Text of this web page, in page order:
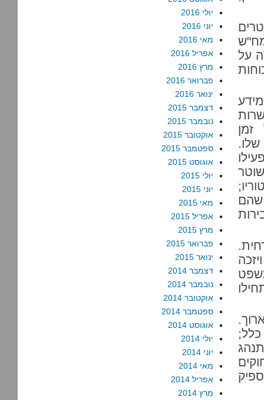
על
זמן
שהם
יולי 2016
יוני 2016
מאי 2016
אפריל 2016
מרץ 2016
פברואר 2016
ינואר 2016
דצמבר 2015
נובמבר 2015
אוקטובר 2015
ספטמבר 2015
אוגוסט 2015
יולי 2015
יוני 2015
מאי 2015
אפריל 2015
מרץ 2015
פברואר 2015
ינואר 2015
דצמבר 2014
נובמבר 2014
אוקטובר 2014
ספטמבר 2014
אוגוסט 2014
יולי 2014
יוני 2014
מאי 2014
אפריל 2014
מרץ 2014